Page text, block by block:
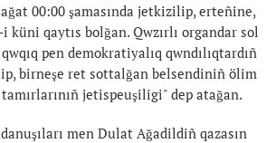
00:00 şamasında jetkizilip, erteñine,
küni qaytıs bolğan. Qwzırlı organdar sol
pen demokratiyalıq qwndılıqtardıñ
birneşe ret sottalğan belsendiniñ ölim
jetispeuşiligi" dep atağan.
men Dulat Ağadildiñ qazasın